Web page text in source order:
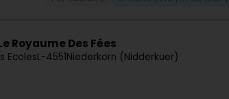
Royaume Des Fées
EcolesL-4551Niederkorn (Nidderkuer)